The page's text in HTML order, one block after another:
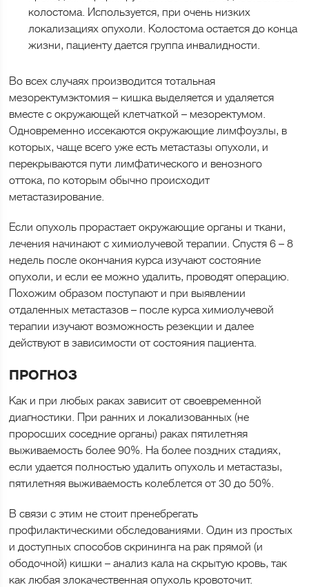
колостома. Используется, при очень низких
локализациях опухоли. Колостома остается до конца
жизни, пациенту дается группа инвалидности.
Во всех случаях производится тотальная
мезоректумэктомия – кишка выделяется и удаляется
вместе с окружающей клетчаткой – мезоректумом.
Одновременно иссекаются окружающие лимфоузлы, в
которых, чаще всего уже есть метастазы опухоли, и
перекрываются пути лимфатического и венозного
оттока, по которым обычно происходит
метастазирование.
Если опухоль прорастает окружающие органы и ткани,
лечения начинают с химиолучевой терапии. Спустя 6 – 8
недель после окончания курса изучают состояние
опухоли, и если ее можно удалить, проводят операцию.
Похожим образом поступают и при выявлении
отдаленных метастазов – после курса химиолучевой
терапии изучают возможность резекции и далее
действуют в зависимости от состояния пациента.
ПРОГНОЗ
Как и при любых раках зависит от своевременной
диагностики. При ранних и локализованных (не
проросших соседние органы) раках пятилетняя
выживаемость более 90%. На более поздних стадиях,
если удается полностью удалить опухоль и метастазы,
пятилетняя выживаемость колеблется от 30 до 50%.
В связи с этим не стоит пренебрегать
профилактическими обследованиями. Один из простых
и доступных способов скрининга на рак прямой (и
ободочной) кишки – анализ кала на скрытую кровь, так
как любая злокачественная опухоль кровоточит.